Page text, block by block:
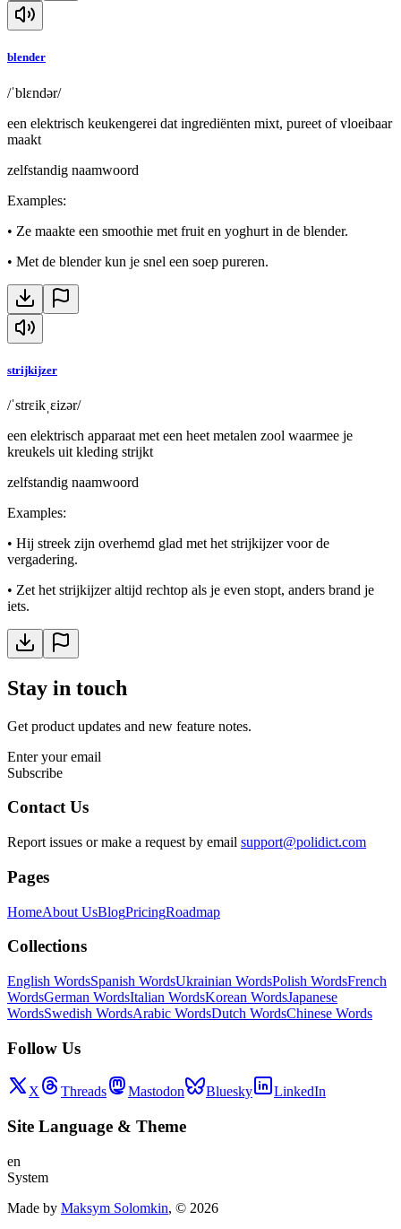
blender
/ˈblɛndər/
een elektrisch keukengerei dat ingrediënten mixt, pureet of vloeibaar
maakt
zelfstandig naamwoord
Examples:
• Ze maakte een smoothie met fruit en yoghurt in de blender.
• Met de blender kun je snel een soep pureren.
strijkijzer
/ˈstrɛikˌɛizər/
een elektrisch apparaat met een heet metalen zool waarmee je
kreukels uit kleding strijkt
zelfstandig naamwoord
Examples:
• Hij streek zijn overhemd glad met het strijkijzer voor de
vergadering.
• Zet het strijkijzer altijd rechtop als je even stopt, anders brand je
iets.
Stay in touch
Get product updates and new feature notes.
Enter your email
Subscribe
Contact Us
Report issues or make a request by email support@polidict.com
Pages
HomeAbout UsBlogPricingRoadmap
Collections
English WordsSpanish WordsUkrainian WordsPolish WordsFrench
WordsGerman WordsItalian WordsKorean WordsJapanese
WordsSwedish WordsArabic WordsDutch WordsChinese Words
Follow Us
X Threads Mastodon Bluesky LinkedIn
Site Language & Theme
en
System
Made by Maksym Solomkin, © 2026